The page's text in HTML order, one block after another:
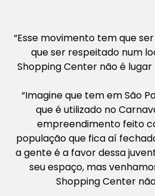
“Esse movimento tem que
que ser respeitado num
Shopping Center não é lugar
“Imagine que tem em São
que é utilizado no
empreendimento feito
população que fica aí
a gente é a favor dessa
seu espaço, mas
Shopping Center